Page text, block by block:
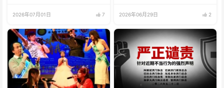
2026年07月01日 7 2026年06月29日 2